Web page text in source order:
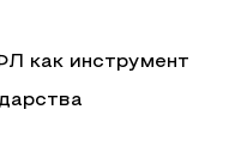
как инструмент